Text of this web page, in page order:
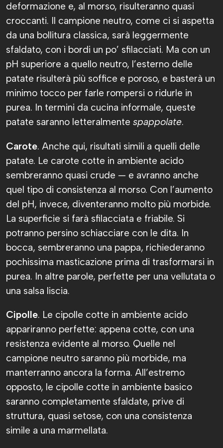
deformazione e, al morso, risulteranno quasi
croccanti. Il campione neutro, come ci si aspetta
da una bollitura classica, sarà leggermente
sfaldato, con i bordi un po’ sfilacciati. Ma con un
pH superiore a quello neutro, l’esterno delle
patate risulterà più soffice e poroso, e basterà un
minimo tocco per farle rompersi o ridurle in
purea. In termini da cucina informale, queste
patate saranno letteralmente spappolate.
Carote. Anche qui, risultati simili a quelli delle
patate. Le carote cotte in ambiente acido
sembreranno quasi crude — e avranno anche
quel tipo di consistenza al morso. Con l’aumento
del pH, invece, diventeranno molto più morbide.
La superficie si farà sfilacciata e friabile. Si
potranno persino schiacciare con le dita. In
bocca, sembreranno una pappa, richiederanno
pochissima masticazione prima di trasformarsi in
purea. In altre parole, perfette per una vellutata o
una salsa liscia.
Cipolle. Le cipolle cotte in ambiente acido
appariranno perfette: appena cotte, con una
resistenza evidente al morso. Quelle nel
campione neutro saranno più morbide, ma
manterranno ancora la forma. All’estremo
opposto, le cipolle cotte in ambiente basico
saranno completamente sfaldate, prive di
struttura, quasi setose, con una consistenza
simile a una marmellata.